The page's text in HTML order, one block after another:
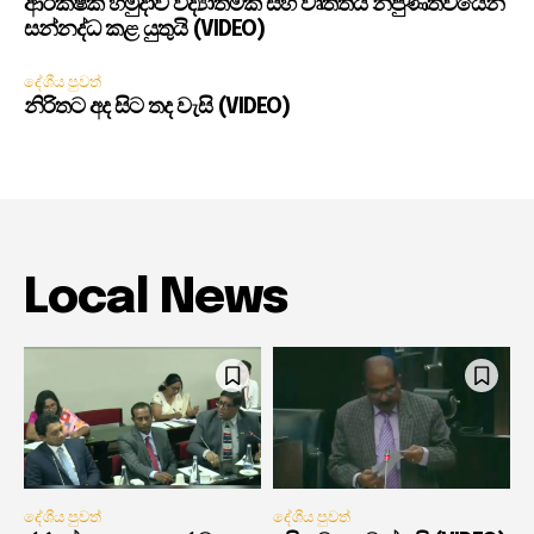
ආරක්ෂක හමුදාව විද්‍යාත්මක සහ වෘත්තීය නිපුණත්වයෙන්
සන්නද්ධ කළ යුතුයි (VIDEO)
දේශීය පුවත්
නිරිතට අද සිට තද වැසි (VIDEO)
Local News
දේශීය පුවත් දේශීය පුවත්